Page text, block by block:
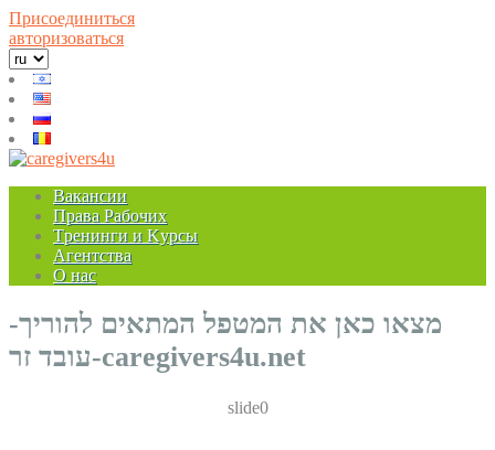
Присоединиться
авторизоваться
Bакансии
Права Рабочих
Tренинги и Kурсы
Агентства
О нас
מצאו כאן את המטפל המתאים להוריך-
עובד זר-caregivers4u.net
slide0